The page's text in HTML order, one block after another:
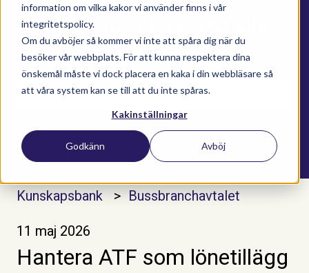
information om vilka kakor vi använder finns i vår
integritetspolicy.
Om du avböjer så kommer vi inte att spåra dig när du
besöker vår webbplats. För att kunna respektera dina
önskemål måste vi dock placera en kaka i din webbläsare så
att våra system kan se till att du inte spåras.
Kakinställningar
Godkänn Avböj
Här kan du söka bland alla
våra kunskapsartiklar
Det finns inga förslag eftersom sökfältet är
Kunskapsbank Bussbranchavtalet
11 maj 2026
Hantera ATF som lönetillägg